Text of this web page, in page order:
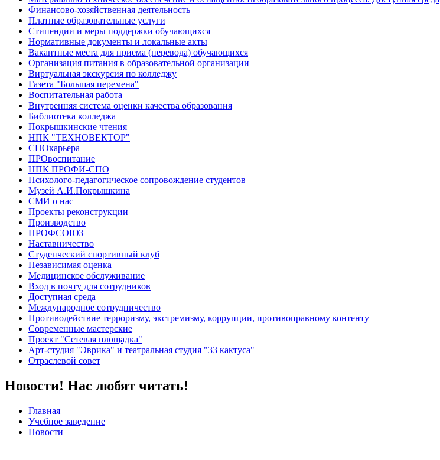
Финансово-хозяйственная деятельность
Платные образовательные услуги
Стипендии и меры поддержки обучающихся
Нормативные документы и локальные акты
Вакантные места для приема (перевода) обучающихся
Организация питания в образовательной организации
Виртуальная экскурсия по колледжу
Газета "Большая перемена"
Воспитательная работа
Внутренняя система оценки качества образования
Библиотека колледжа
Покрышкинские чтения
НПК "ТЕХНОВЕКТОР"
СПОкарьера
ПРОвоспитание
НПК ПРОФИ-СПО
Психолого-педагогическое сопровождение студентов
Музей А.И.Покрышкина
СМИ о нас
Проекты реконструкции
Производство
ПРОФСОЮЗ
Наставничество
Студенческий спортивный клуб
Независимая оценка
Медицинское обслуживание
Вход в почту для сотрудников
Доступная среда
Международное сотрудничество
Противодействие терроризму, экстремизму, коррупции, противоправному контенту
Современные мастерские
Проект "Сетевая площадка"
Арт-студия "Эврика" и театральная студия "33 кактуса"
Отраслевой совет
Новости! Нас любят читать!
Главная
Учебное заведение
Новости